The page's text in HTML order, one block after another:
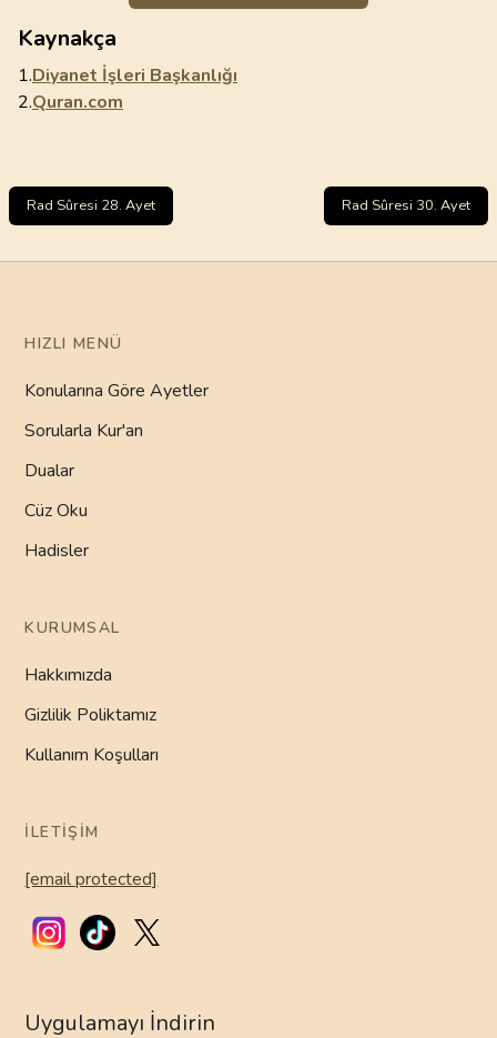
Kaynakça
1.Diyanet İşleri Başkanlığı
2.Quran.com
Rad Sûresi 28. Ayet Rad Sûresi 30. Ayet
HIZLI MENÜ
Konularına Göre Ayetler
Sorularla Kur'an
Dualar
Cüz Oku
Hadisler
KURUMSAL
Hakkımızda
Gizlilik Poliktamız
Kullanım Koşulları
İLETIŞIM
[email protected]
Uygulamayı İndirin